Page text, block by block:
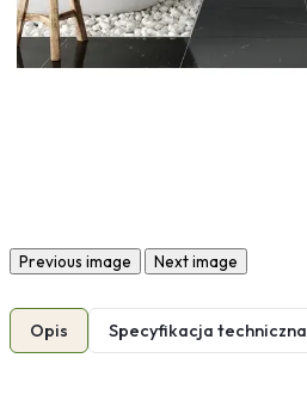
Previous image Next image
Opis Specyfikacja techniczna